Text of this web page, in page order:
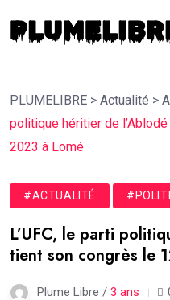
PLUMELIBRE > Actualité >
politique héritier de
2023 à Lomé
#ACTUALITÉ
L’UFC, le parti
tient son congrès le
Plume Libre / 3 ans